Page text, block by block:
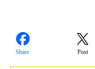
Share Post